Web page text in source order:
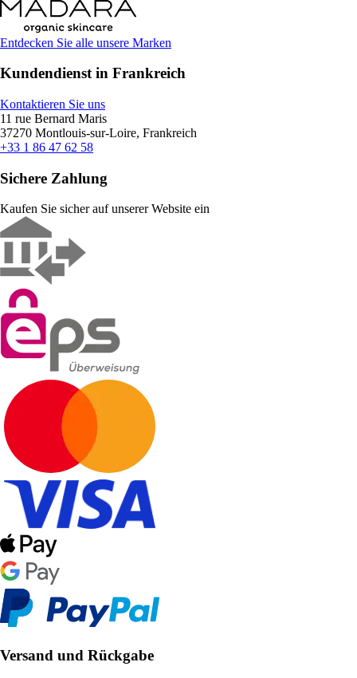
Entdecken Sie alle unsere Marken
Kundendienst in Frankreich
Kontaktieren Sie uns
11 rue Bernard Maris
37270 Montlouis-sur-Loire, Frankreich
+33 1 86 47 62 58
Sichere Zahlung
Kaufen Sie sicher auf unserer Website ein
Versand und Rückgabe